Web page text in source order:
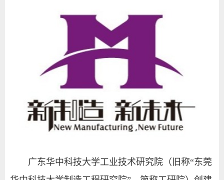
广东华中科技大学工业技术研究院（旧称“东莞